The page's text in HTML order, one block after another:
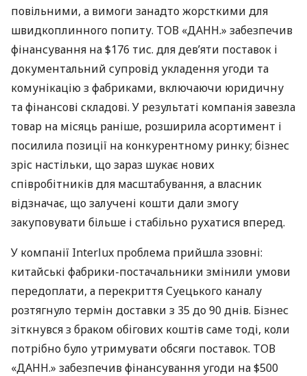
повільними, а вимоги занадто жорсткими для
швидкоплинного попиту. ТОВ «ДАНН.» забезпечив
фінансування на $176 тис. для дев’яти поставок і
документальний супровід укладення угоди та
комунікацію з фабриками, включаючи юридичну
та фінансові складові. У результаті компанія завезла
товар на місяць раніше, розширила асортимент і
посилила позиції на конкурентному ринку; бізнес
зріс настільки, що зараз шукає нових
співробітників для масштабування, а власник
відзначає, що залучені кошти дали змогу
закуповувати більше і стабільно рухатися вперед.
У компанії Interlux проблема прийшла ззовні:
китайські фабрики-постачальники змінили умови
передоплати, а перекриття Суецького каналу
розтягнуло термін доставки з 35 до 90 днів. Бізнес
зіткнувся з браком обігових коштів саме тоді, коли
потрібно було утримувати обсяги поставок. ТОВ
«ДАНН.» забезпечив фінансування угоди на $500